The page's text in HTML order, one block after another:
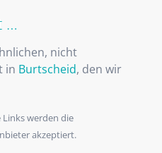
…
nicht
in Burtscheid, den wir
Links werden die
akzeptiert.